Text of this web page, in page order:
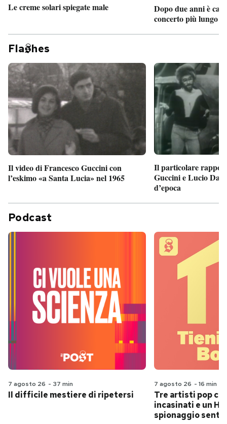
Le creme solari spiegate male
Dopo due anni è
concerto più lungo
Fla hes
Il video di Francesco Guccini con
l’eskimo «a Santa Lucia» nel 1965
Il particolare
Guccini e Lucio
d’epoca
Podcast
7 agosto 26 - 37 min
Il difficile mestiere di ripetersi
7 agosto 26 - 16 min
Tre artisti pop
incasinati e un
spionaggio